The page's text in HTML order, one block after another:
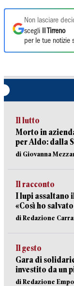
Non lasciare
scegli
Il Tirreno
per le tue notizie
Il lutto
Morto in
per Aldo: dalla
di Giovanna
Il racconto
I lupi assaltano
«Così ho
di Redazione
Il gesto
Gara di
investito da un
di Redazione